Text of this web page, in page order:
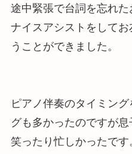
途中緊張で台詞を忘れ
ナイスアシストをして
うことができました。
ピアノ伴奏のタイミン
グも多かったのですが
笑ったり忙しかったです